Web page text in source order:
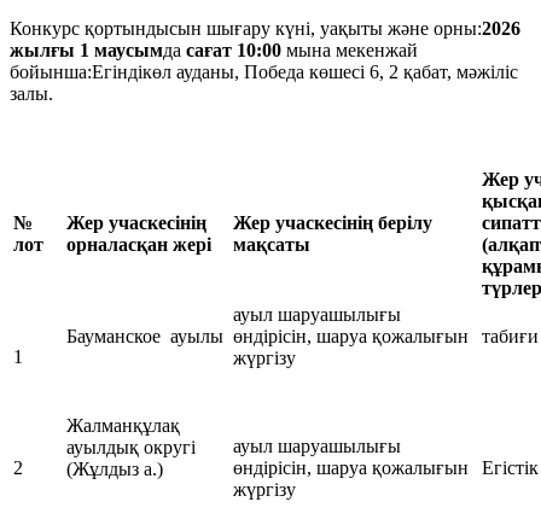
Конкурс қортындысын шығару күні, уақыты және орны:2026
жылғы 1 маусымда сағат 10:00 мына мекенжай
бойынша:Егіндікөл ауданы, Победа көшесі 6, 2 қабат, мәжіліс
залы.
№
лот
Жер учаскесінің
орналасқан жері
Жер учаскесінің берілу
мақсаты
Жер
1
Бауманское ауылы
ауыл шаруашылығы
өндірісін, шаруа қожалығын
жүргізу
2
Жалманқұлақ
ауылдық округі
(Жұлдыз а.)
ауыл шаруашылығы
өндірісін, шаруа қожалығын
жүргізу
Егістік